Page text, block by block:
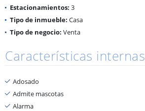
Estacionamientos: 3
Tipo de inmueble: Casa
Tipo de negocio: Venta
Características internas
Adosado
Admite mascotas
Alarma